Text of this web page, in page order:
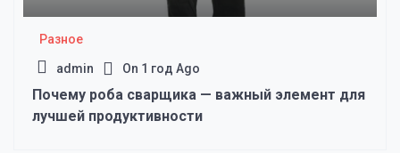
Разное
admin On 1 год Ago
Почему роба сварщика — важный элемент для
лучшей продуктивности